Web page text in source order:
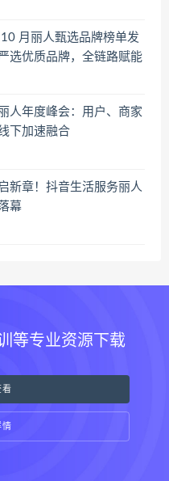
月丽人甄选品牌榜单发
选优质品牌，全链路赋能
人年度峰会：用户、商家
下加速融合
新章！抖音生活服务丽人
幕
等专业资源下载
看
情